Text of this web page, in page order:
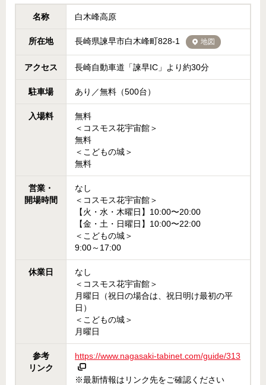
名称 白木峰高原
所在地 長崎県諫早市白木峰町828-1 地図
アクセス 長崎自動車道「諫早IC」より約30分
駐車場 あり／無料（500台）
入場料
無料
＜コスモス花宇宙館＞
無料
＜こどもの城＞
無料
営業・
開場時間
なし
＜コスモス花宇宙館＞
【火・水・木曜日】10:00〜20:00
【金・土・日曜日】10:00〜22:00
＜こどもの城＞
9:00～17:00
休業日
なし
＜コスモス花宇宙館＞
月曜日（祝日の場合は、祝日明け最初の平
日）
＜こどもの城＞
月曜日
参考
リンク
https://www.nagasaki-tabinet.com/guide/313
※最新情報はリンク先をご確認ください